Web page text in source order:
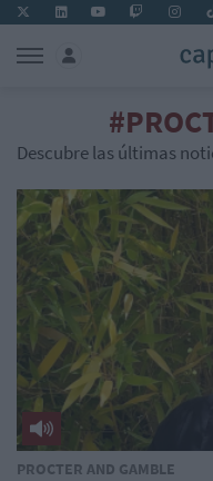
Descubre las últimas
PROCTER AND GAMBLE